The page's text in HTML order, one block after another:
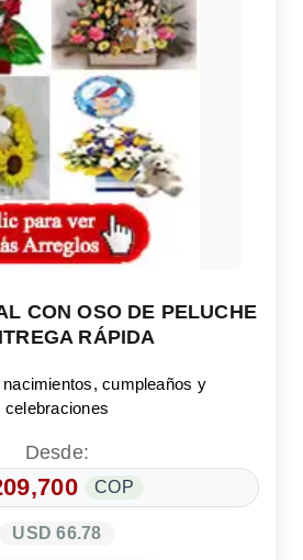
CON OSO DE PELUCHE
RÁPIDA
nacimientos, cumpleaños y
celebraciones
Desde:
COP
USD 66.78